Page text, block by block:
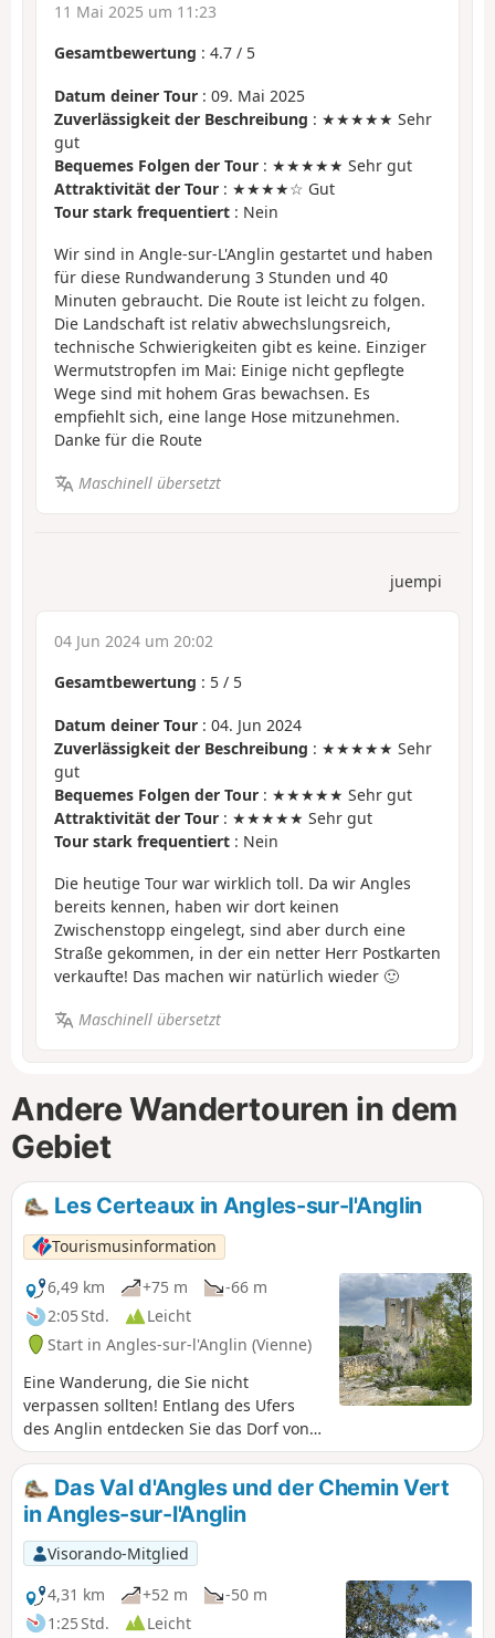
11 Mai 2025 um 11:23
Gesamtbewertung : 4.7 / 5
Datum deiner Tour : 09. Mai 2025
Zuverlässigkeit der Beschreibung : ★★★★★ Sehr
gut
Bequemes Folgen der Tour : ★★★★★ Sehr gut
Attraktivität der Tour : ★★★★☆ Gut
Tour stark frequentiert : Nein
Wir sind in Angle-sur-L'Anglin gestartet und haben
für diese Rundwanderung 3 Stunden und 40
Minuten gebraucht. Die Route ist leicht zu folgen.
Die Landschaft ist relativ abwechslungsreich,
technische Schwierigkeiten gibt es keine. Einziger
Wermutstropfen im Mai: Einige nicht gepflegte
Wege sind mit hohem Gras bewachsen. Es
empfiehlt sich, eine lange Hose mitzunehmen.
Danke für die Route
Maschinell übersetzt
juempi
04 Jun 2024 um 20:02
Gesamtbewertung : 5 / 5
Datum deiner Tour : 04. Jun 2024
Zuverlässigkeit der Beschreibung : ★★★★★ Sehr
gut
Bequemes Folgen der Tour : ★★★★★ Sehr gut
Attraktivität der Tour : ★★★★★ Sehr gut
Tour stark frequentiert : Nein
Die heutige Tour war wirklich toll. Da wir Angles
bereits kennen, haben wir dort keinen
Zwischenstopp eingelegt, sind aber durch eine
Straße gekommen, in der ein netter Herr Postkarten
verkaufte! Das machen wir natürlich wieder 🙂
Maschinell übersetzt
Andere Wandertouren in dem
Gebiet
Les Certeaux in Angles-sur-l'Anglin
Tourismusinformation
6,49 km
+75 m
-66 m
2:05 Std.
Leicht
Start in Angles-sur-l'Anglin (Vienne)
Eine Wanderung, die Sie nicht
verpassen sollten! Entlang des Ufers
des Anglin entdecken Sie das Dorf von
der Unterstadt aus und gelangen dann
auf einen idyllischen Waldweg, der Sie
schließlich zum prächtigen Schloss Les
Certeaux führt!
Das Val d'Angles und der Chemin Vert
in Angles-sur-l'Anglin
Visorando-Mitglied
4,31 km
+52 m
-50 m
1:25 Std.
Leicht